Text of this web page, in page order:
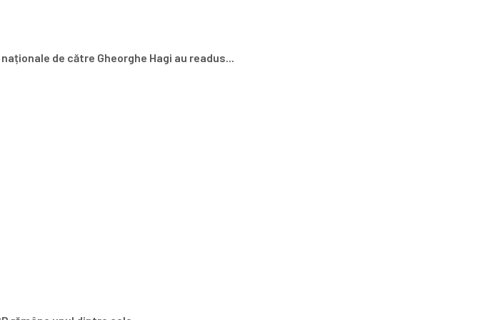
de către Gheorghe Hagi au readus...